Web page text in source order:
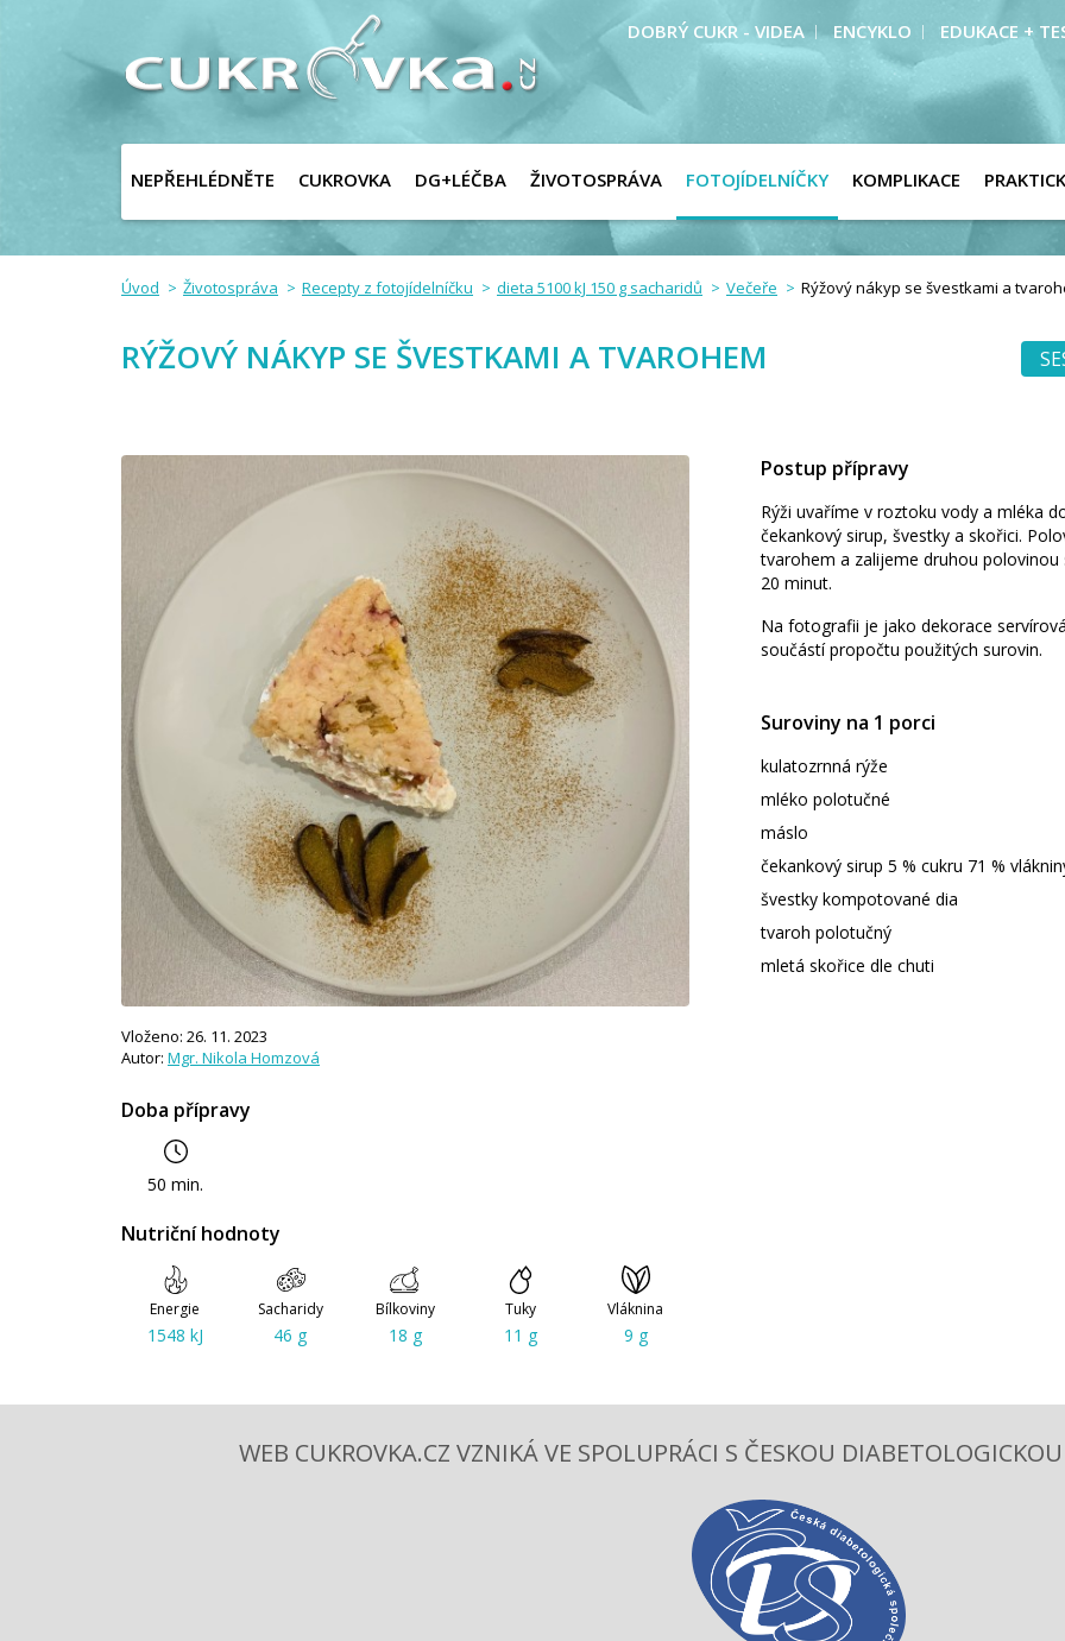
DOBRÝ CUKR - VIDEA ENCYKLO EDUKACE +
NEPŘEHLÉDNĚTE CUKROVKA DG+LÉČBA ŽIVOTOSPRÁVA FOTOJÍDELNÍČKY KOMPLIKACE
Úvod Životospráva Recepty z fotojídelníčku dieta 5100 kJ 150 g sacharidů Večeře Rýžový nákyp se švestkami a
RÝŽOVÝ NÁKYP SE ŠVESTKAMI A TVAROHEM
Doba přípravy
50 min.
Vloženo: 26. 11. 2023
Autor: Mgr. Nikola Homzová
Nutriční hodnoty
Energie
1548 kJ
Sacharidy
46 g
Bílkoviny
18 g
Tuky
11 g
Vláknina
9 g
Postup přípravy
Rýži uvaříme v roztoku vody a mléka
čekankový sirup, švestky a skořici.
tvarohem a zalijeme druhou polovinou
20 minut.
Na fotografii je jako dekorace
součástí propočtu použitých surovin.
Suroviny na 1 porci
kulatozrnná rýže
mléko polotučné
máslo
čekankový sirup 5 % cukru 71 %
švestky kompotované dia
tvaroh polotučný
mletá skořice dle chuti
WEB CUKROVKA.CZ VZNIKÁ VE SPOLUPRÁCI S ČESKOU